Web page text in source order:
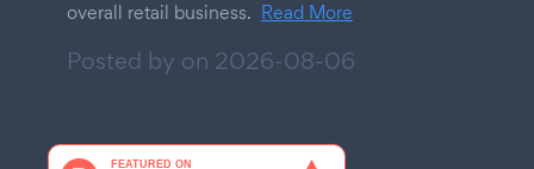
overall retail business. Read More
Posted by on 2026-08-06